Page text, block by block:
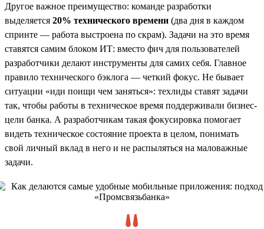
Другое важное преимущество: команде разработки
выделяется 20% технического времени (два дня в каждом
спринте — работа выстроена по скрам). Задачи на это время
ставятся самим блоком ИТ: вместо фич для пользователей
разработчики делают инструменты для самих себя. Главное
правило технического бэклога — четкий фокус. Не бывает
ситуации «иди поищи чем заняться»: техлиды ставят задачи
так, чтобы работы в техническое время поддерживали бизнес-
цели банка. А разработчикам такая фокусировка помогает
видеть техническое состояние проекта в целом, понимать
свой личный вклад в него и не распыляться на маловажные
задачи.